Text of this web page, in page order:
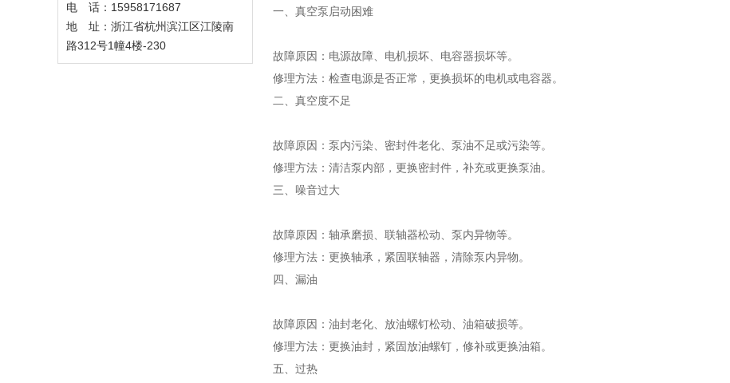
电 话：15958171687
地 址：浙江省杭州滨江区江陵南
路312号1幢4楼-230
一、真空泵启动困难
故障原因：电源故障、电机损坏、电容器损坏等。
修理方法：检查电源是否正常，更换损坏的电机或电容器。
二、真空度不足
故障原因：泵内污染、密封件老化、泵油不足或污染等。
修理方法：清洁泵内部，更换密封件，补充或更换泵油。
三、噪音过大
故障原因：轴承磨损、联轴器松动、泵内异物等。
修理方法：更换轴承，紧固联轴器，清除泵内异物。
四、漏油
故障原因：油封老化、放油螺钉松动、油箱破损等。
修理方法：更换油封，紧固放油螺钉，修补或更换油箱。
五、过热